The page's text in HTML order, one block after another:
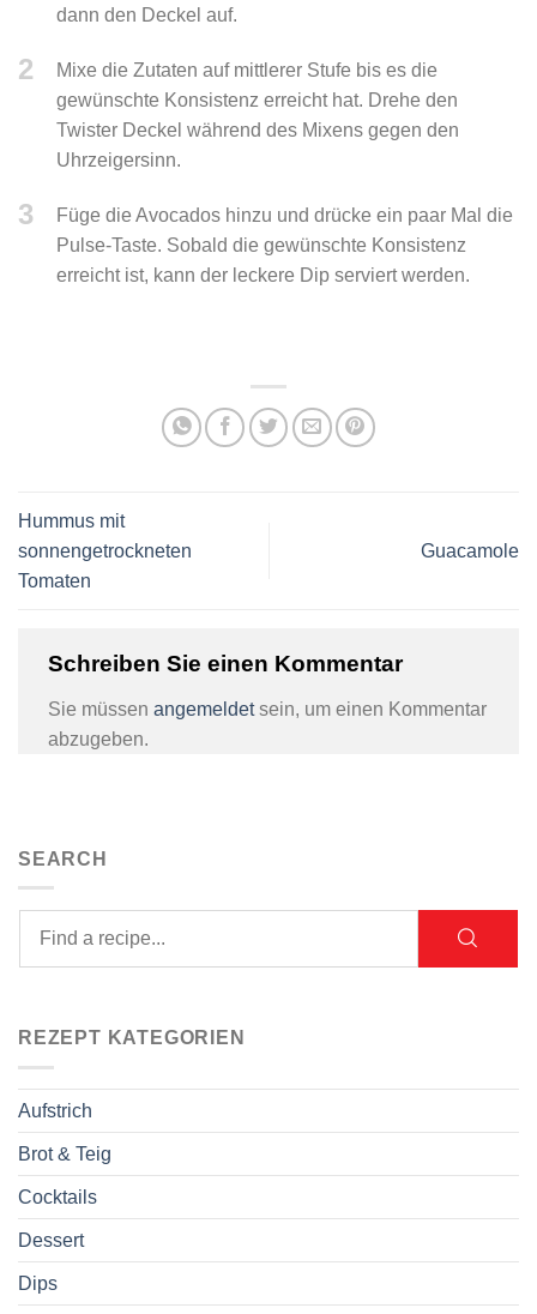
dann den Deckel auf.
2
Mixe die Zutaten auf mittlerer Stufe bis es die
gewünschte Konsistenz erreicht hat. Drehe den
Twister Deckel während des Mixens gegen den
Uhrzeigersinn.
3
Füge die Avocados hinzu und drücke ein paar Mal die
Pulse-Taste. Sobald die gewünschte Konsistenz
erreicht ist, kann der leckere Dip serviert werden.
Hummus mit
sonnengetrockneten
Tomaten
Guacamole
Schreiben Sie einen Kommentar
Sie müssen angemeldetsein, um einen Kommentar
abzugeben.
SEARCH
REZEPT KATEGORIEN
Aufstrich
Brot & Teig
Cocktails
Dessert
Dips